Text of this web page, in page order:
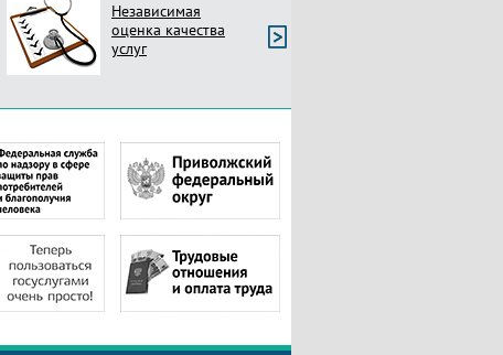
Независимая
оценка качества
услуг